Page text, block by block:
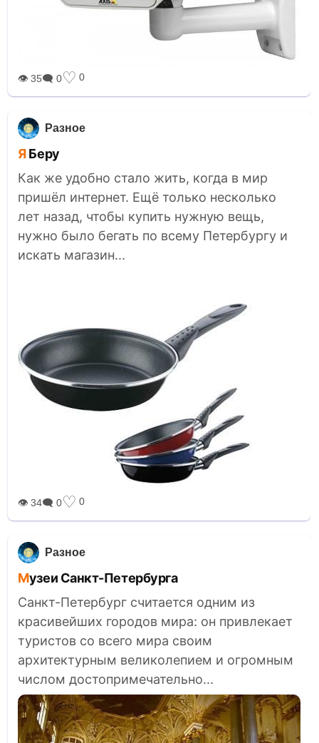
👁 35🗨 0♡ 0
Разное
Я Беру
Как же удобно стало жить, когда в мир
пришёл интернет. Ещё только несколько
лет назад, чтобы купить нужную вещь,
нужно было бегать по всему Петербургу и
искать магазин...
👁 34🗨 0♡ 0
Разное
Музеи Санкт-Петербурга
Санкт-Петербург считается одним из
красивейших городов мира: он привлекает
туристов со всего мира своим
архитектурным великолепием и огромным
числом достопримечательно...